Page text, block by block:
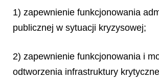
1) zapewnienie funkcjonowania
publicznej w sytuacji kryzysowej;
2) zapewnienie funkcjonowania i
odtworzenia infrastruktury